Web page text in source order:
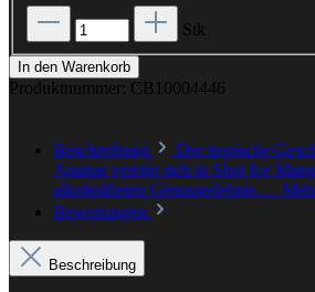
Stk
In den Warenkorb
Produktnummer: CB10004446
Beschreibung
Der tropische
Ananas vereint sich in Shot Ice
alkoholfreien Genusserlebnis.…
Bewertungen
Beschreibung